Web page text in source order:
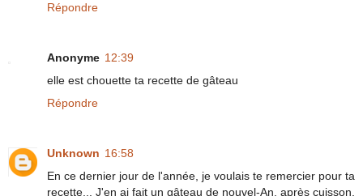
Répondre
Anonyme 12:39
elle est chouette ta recette de gâteau
Répondre
Unknown 16:58
En ce dernier jour de l'année, je voulais te remercier pour ta
recette... J'en ai fait un gâteau de nouvel-An, après cuisson,